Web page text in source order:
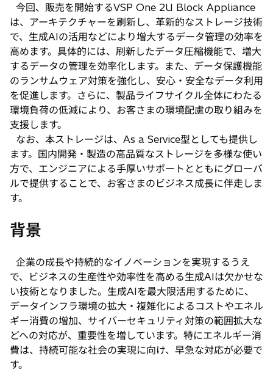
今回、販売を開始するVSP One 2U Block Appliance
は、アーキテクチャーを刷新し、革新的なストレージ技術
で、生成AIの活用などにより増大するデータ管理の効率を
高めます。具体的には、刷新したデータ圧縮機能で、増大
するデータの管理を効率化します。また、データ保護機能
のランサムウェア対策を強化し、安心・安全なデータ利用
を促進します。さらに、製品ライフサイクル全体にわたる
環境負荷の低減により、お客さまの環境配慮の取り組みを
支援します。
なお、本ストレージは、As a Service型としても提供し
ます。国内開発・製造の高品質なストレージを多様な使い
方で、エンジニアによる手厚いサポートとともにグローバ
ルで提供することで、お客さまのビジネス成長に伴走しま
す。
背景
企業の成長や持続的なイノベーションを実現するうえ
で、ビジネスの生産性や効率性を高める生成AIは欠かせな
い技術となりました。生成AIを最大限活用するために、
データインフラ環境の拡大・複雑化によるコストやエネル
ギー消費の増加、サイバーセキュリティ対策の範囲拡大な
どへの対応が、重要性を増しています。特にエネルギー消
費は、持続可能な社会の実現に向け、早急な対応が必要で
す。